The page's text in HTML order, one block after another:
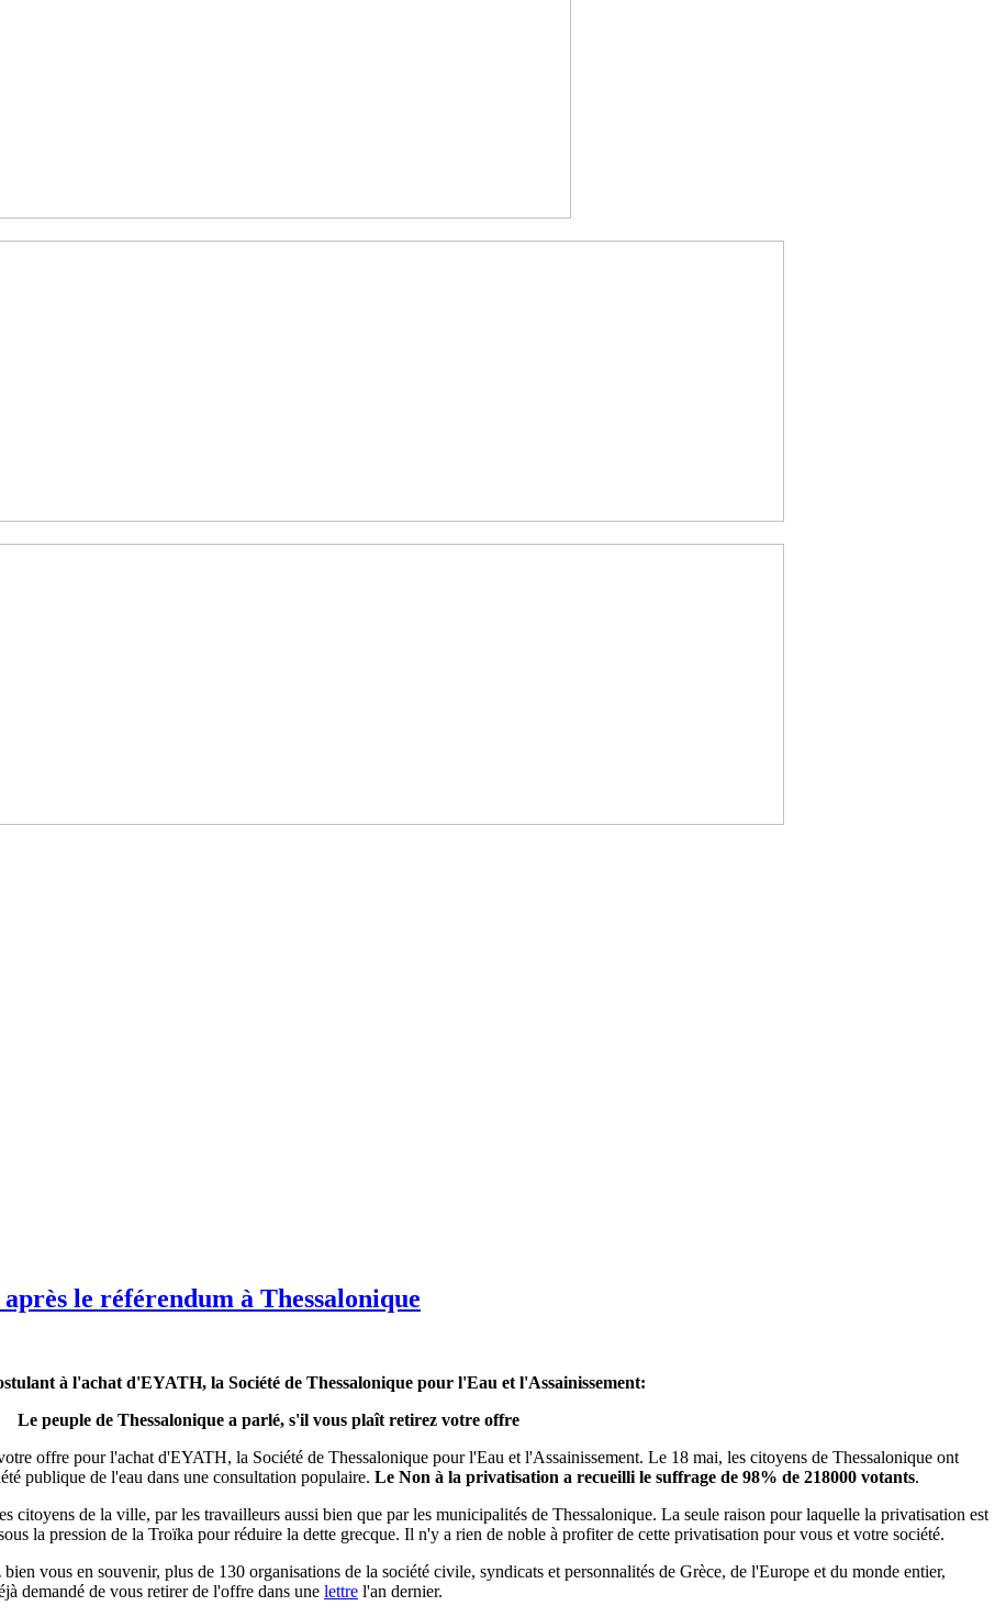
le référendum à Thessalonique
à l'achat d'EYATH, la Société de Thessalonique pour l'Eau et l'Assainissement:
Le peuple de Thessalonique a parlé, s'il vous plaît retirez votre offre
offre pour l'achat d'EYATH, la Société de Thessalonique pour l'Eau et l'Assainissement. Le 18 mai, les citoyens de Thessalonique ont
publique de l'eau dans une consultation populaire. Le Non à la privatisation a recueilli le suffrage de 98% de 218000 votants.
citoyens de la ville, par les travailleurs aussi bien que par les municipalités de Thessalonique. La seule raison pour laquelle la privatisation est
la pression de la Troïka pour réduire la dette grecque. Il n'y a rien de noble à profiter de cette privatisation pour vous et votre société.
vous en souvenir, plus de 130 organisations de la société civile, syndicats et personnalités de Grèce, de l'Europe et du monde entier,
demandé de vous retirer de l'offre dans une lettre l'an dernier.